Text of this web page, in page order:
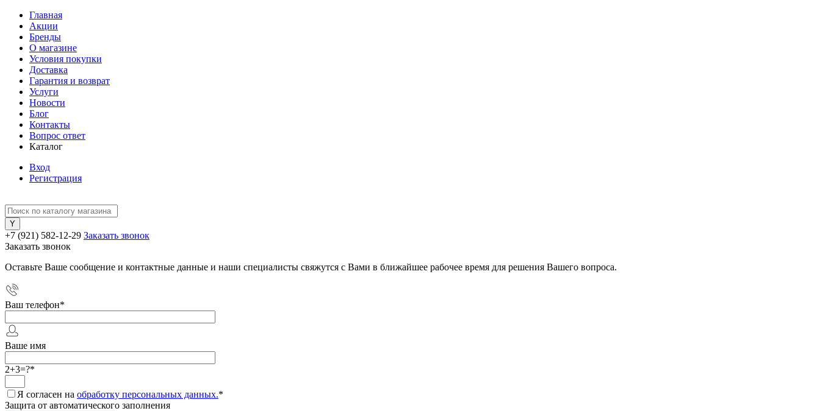
Главная
Акции
Бренды
О магазине
Условия покупки
Доставка
Гарантия и возврат
Услуги
Новости
Блог
Контакты
Вопрос ответ
Каталог
Вход
Регистрация
+7 (921) 582-12-29 Заказать звонок
Заказать звонок
Оставьте Ваше сообщение и контактные данные и наши специалисты свяжутся с Вами в ближайшее рабочее время для решения Вашего вопроса.
Ваш телефон*
Ваше имя
2+3=?*
Я согласен на обработку персональных данных.*
Защита от автоматического заполнения